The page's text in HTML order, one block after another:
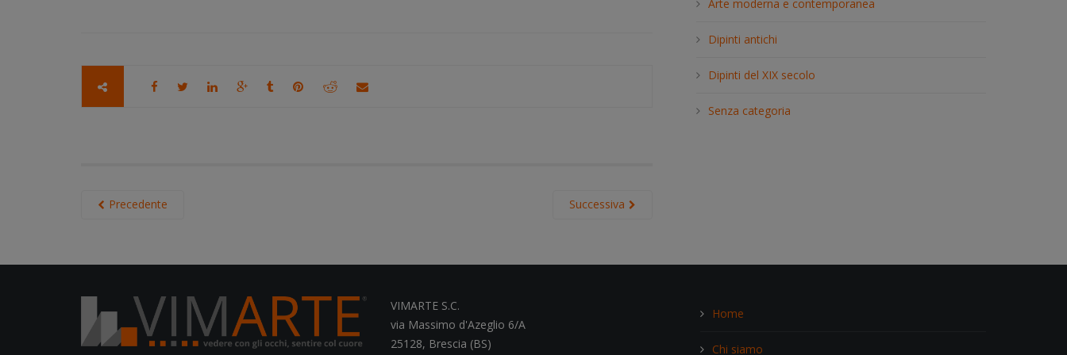
Successiva
Precedente
h
Arte moderna e contemporanea
Dipinti antichi
Dipinti del XIX secolo
Senza categoria
VIMARTE S.C.
via Massimo d'Azeglio 6/A
25128, Brescia (BS)
Home
Chi siamo